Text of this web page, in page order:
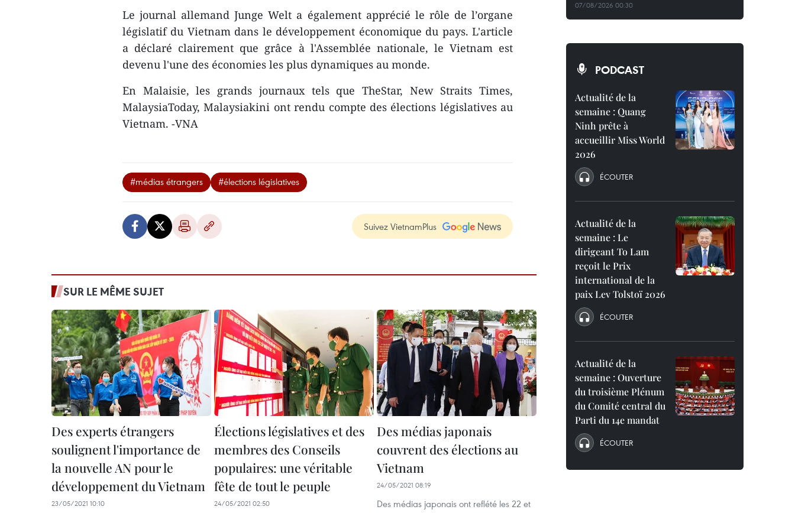
Le journal allemand Junge Welt a également apprécié le rôle de l’organe
législatif du Vietnam dans le développement économique du pays. L'article
a déclaré clairement que grâce à l'Assemblée nationale, le Vietnam est
devenu l'une des économies les plus dynamiques au monde.
En Malaisie, les grands journaux tels que TheStar, New Straits Times,
MalaysiaToday, Malaysiakini ont rendu compte des élections législatives au
Vietnam. -VNA
#médias étrangers #élections législatives
Suivez VietnamPlus
SUR LE MÊME SUJET
Des experts étrangers
soulignent l'importance de
la nouvelle AN pour le
développement du Vietnam
23/05/2021 10:10
Élections législatives et des
membres des Conseils
populaires: une véritable
fête de tout le peuple
24/05/2021 02:50
Des médias japonais
couvrent des élections au
Vietnam
24/05/2021 08:19
Des médias japonais ont reflété les 22 et
07/08/2026 00:30
PODCAST
Actualité de la
semaine : Quang
Ninh prête à
accueillir Miss World
2026
ÉCOUTER
Actualité de la
semaine : Le
dirigeant To Lam
reçoit le Prix
international de la
paix Lev Tolstoï 2026
ÉCOUTER
Actualité de la
semaine : Ouverture
du troisième Plénum
du Comité central du
Parti du 14e mandat
ÉCOUTER